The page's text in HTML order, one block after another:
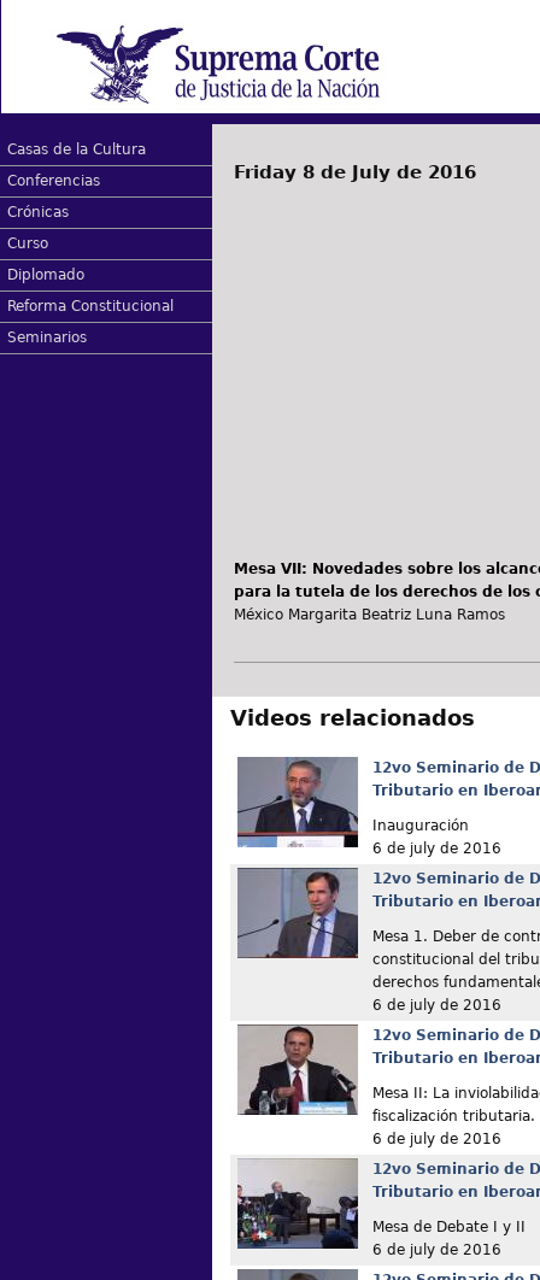
Casas de la Cultura
Conferencias
Crónicas
Curso
Diplomado
Reforma Constitucional
Seminarios
Friday 8 de July de 2016
Mesa VII: Novedades sobre los
para la tutela de los derechos de
México Margarita Beatriz Luna Ramos
Videos relacionados
12vo Seminario de
Tributario en
Inauguración
6 de july de 2016
12vo Seminario de
Tributario en
Mesa 1. Deber de
constitucional del
derechos
6 de july de 2016
12vo Seminario de
Tributario en
Mesa II: La
fiscalización tributaria.
6 de july de 2016
12vo Seminario de
Tributario en
Mesa de Debate I y II
6 de july de 2016